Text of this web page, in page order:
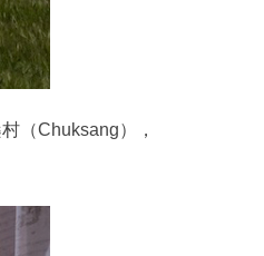
（Chuksang），